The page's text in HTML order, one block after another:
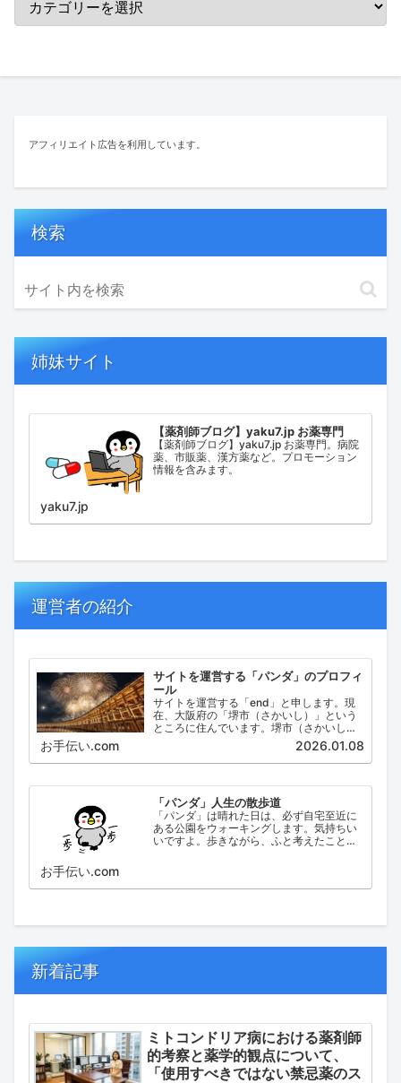
アフィリエイト広告を利用しています。
検索
姉妹サイト
【薬剤師ブログ】yaku7.jp お薬専門
【薬剤師ブログ】yaku7.jp お薬専門。病院
薬、市販薬、漢方薬など。プロモーション
情報を含みます。
yaku7.jp
運営者の紹介
サイトを運営する「パンダ」のプロフィ
ール
サイトを運営する「end」と申します。現
在、大阪府の「堺市（さかいし）」という
ところに住んでいます。堺市（さかいし）
は、大阪府の泉北地域にある政令指定都市
で、府内では大阪市に次いで人口が多い都
市です。
お手伝い.com 2026.01.08
「パンダ」人生の散歩道
「パンダ」は晴れた日は、必ず自宅至近に
ある公園をウォーキングします。気持ちい
いですよ。歩きながら、ふと考えたこと。
お手伝い.com
新着記事
ミトコンドリア病における薬剤師
的考察と薬学的観点について、
「使用すべきではない禁忌薬のス